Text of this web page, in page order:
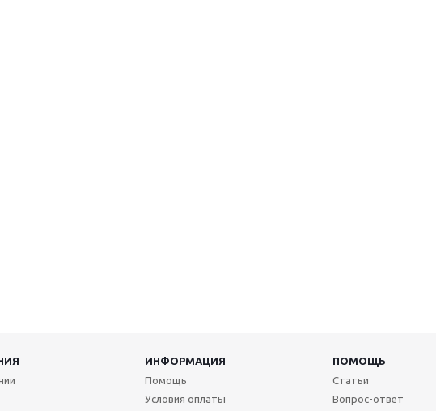
ИНФОРМАЦИЯ
ПОМОЩЬ
Помощь
Условия оплаты
Статьи
Вопрос-ответ